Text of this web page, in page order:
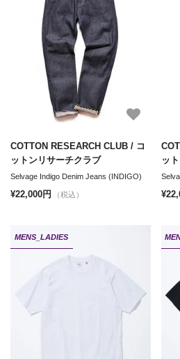
COTTON RESEARCH CLUB / コ
ットンリサーチクラブ
Selvage Indigo Denim Jeans (INDIGO)
¥22,000円 （税込）
ッ
MENS_LADIES